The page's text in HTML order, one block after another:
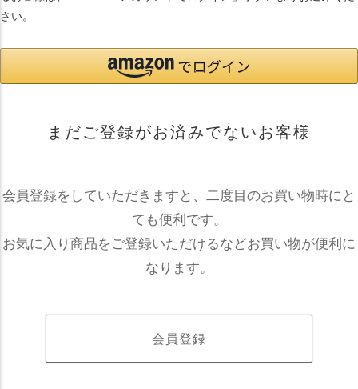
さい。
まだご登録がお済みでないお客様
会員登録をしていただきますと、二度目のお買い物時にと
ても便利です。
お気に入り商品をご登録いただけるなどお買い物が便利に
なります。
会員登録